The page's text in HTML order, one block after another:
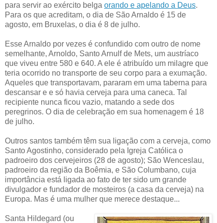
para servir ao exército belga orando e apelando a Deus.
Para os que acreditam, o dia de São Arnaldo é 15 de
agosto, em Bruxelas, o dia é 8 de julho.
Esse Arnaldo por vezes é confundido com outro de nome
semelhante, Arnoldo, Santo Arnulf de Mets, um austríaco
que viveu entre 580 e 640. A ele é atribuído um milagre que
teria ocorrido no transporte de seu corpo para a exumação.
Aqueles que transportavam, pararam em uma taberna para
descansar e e só havia cerveja para uma caneca. Tal
recipiente nunca ficou vazio, matando a sede dos
peregrinos. O dia de celebração em sua homenagem é 18
de julho.
Outros santos também têm sua ligação com a cerveja, como
Santo Agostinho, considerado pela Igreja Católica o
padroeiro dos cervejeiros (28 de agosto); São Wenceslau,
padroeiro da região da Boêmia, e São Columbano, cuja
importância está ligada ao fato de ter sido um grande
divulgador e fundador de mosteiros (a casa da cerveja) na
Europa. Mas é uma mulher que merece destaque...
Santa Hildegard (ou